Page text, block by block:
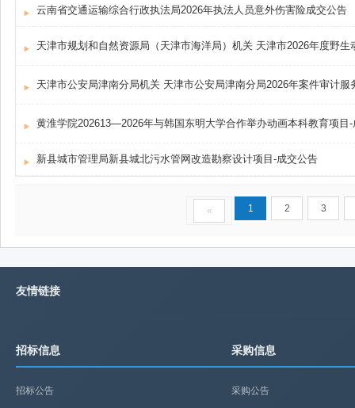
云南省交通运输综合行政执法局2026年执法人员意外伤害险成交公告
天津市公安局津南分局机关 天津市公安局津南分局2026年案件审计
黄淮学院202613—2026年与韩国东明大学合作举办动画本科教育项目-
新县城市管理局新县城北污水管网改造勘察设计项目-成交公告
« 1 2 3
友情链接
招标信息
招标公告
采购信息
采购公告